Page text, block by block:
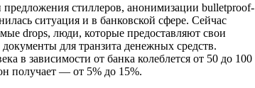
стиллеров, анонимизации bulletproof-
ситуация и в банковской сфере. Сейчас
drops, люди, которые предоставляют свои
для транзита денежных средств.
в зависимости от банка колеблется от 50 до 100
получает — от 5% до 15%.